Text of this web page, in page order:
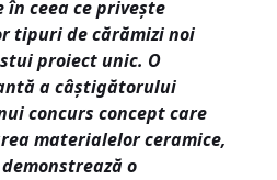
ceea ce privește
tipuri de cărămizi noi
proiect unic. O
a câștigătorului
concurs concept care
materialelor ceramice,
o